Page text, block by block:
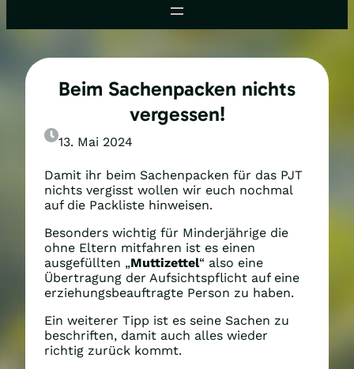
Beim Sachenpacken nichts
vergessen!
13. Mai 2024
Damit ihr beim Sachenpacken für das PJT
nichts vergisst wollen wir euch nochmal
auf die Packliste hinweisen.
Besonders wichtig für Minderjährige die
ohne Eltern mitfahren ist es einen
ausgefüllten „Muttizettel“ also eine
Übertragung der Aufsichtspflicht auf eine
erziehungsbeauftragte Person zu haben.
Ein weiterer Tipp ist es seine Sachen zu
beschriften, damit auch alles wieder
richtig zurück kommt.